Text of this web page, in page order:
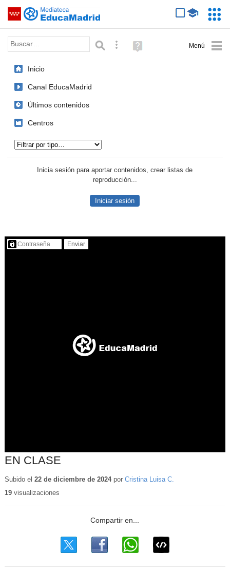
Saltar navegación
Palabra o frase: Búsqueda avanzada
Ayuda
(en
Inicio
Canal EducaMadrid
Últimos contenidos
Centros
Inicia sesión para aportar contenidos, crear listas de
reproducción...
Iniciar sesión
Contenido protegido…
EN CLASE
Subido el 22 de diciembre de 2024por Cristina Luisa C.
19visualizaciones